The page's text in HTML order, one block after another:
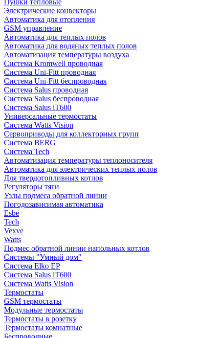
Электрические конвекторы
Автоматика для отопления
GSM управление
Автоматика для теплых полов
Автоматика для водяных теплых полов
Автоматизация температуры воздуха
Система Kromwell проводная
Система Uni-Fitt проводная
Система Uni-Fitt беспроводная
Система Salus проводная
Система Salus беспроводная
Система Salus iT600
Универсальные термостаты
Система Watts Vision
Сервоприводы для коллекторных групп
Система BERG
Система Tech
Автоматизация температуры теплоносителя
Автоматика для электрических теплых полов
Для твердотопливных котлов
Регуляторы тяги
Узлы подмеса обратной линии
Погодозависимая автоматика
Esbe
Tech
Vexve
Watts
Подмес обратной линии напольных котлов
Системы "Умный дом"
Система Elko EP
Система Salus iT600
Система Watts Vision
Термостаты
GSM термостаты
Модульные термостаты
Термостаты в розетку
Термостаты комнатные
Беспроводные